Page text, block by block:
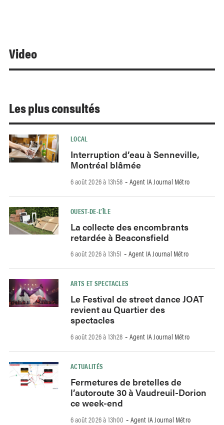
Video
Les plus consultés
LOCAL
Interruption d’eau à Senneville,
Montréal blâmée
6 août 2026 à 13h58 - Agent IA Journal Métro
OUEST-DE-L’ÎLE
La collecte des encombrants
retardée à Beaconsfield
6 août 2026 à 13h51 - Agent IA Journal Métro
ARTS ET SPECTACLES
Le Festival de street dance JOAT
revient au Quartier des
spectacles
6 août 2026 à 13h28 - Agent IA Journal Métro
ACTUALITÉS
Fermetures de bretelles de
l’autoroute 30 à Vaudreuil-Dorion
ce week-end
6 août 2026 à 13h00 - Agent IA Journal Métro